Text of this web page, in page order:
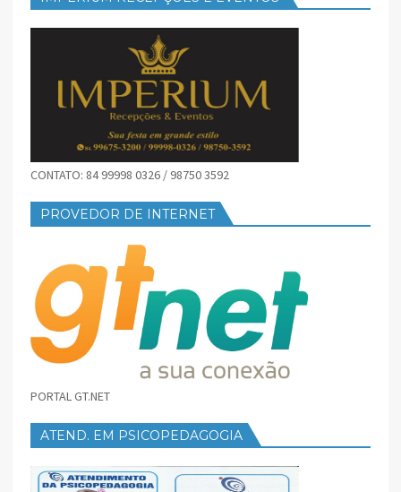
CONTATO: 84 99998 0326 / 98750 3592
PROVEDOR DE INTERNET
PORTAL GT.NET
ATEND. EM PSICOPEDAGOGIA